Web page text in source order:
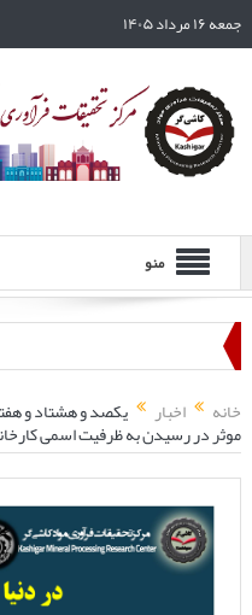
جمعه ۱۶ مرداد ۱۴۰۵
منو
خانه اخبار یکصد و هشتاد و
موثر در رسیدن به ظرفیت اسمی